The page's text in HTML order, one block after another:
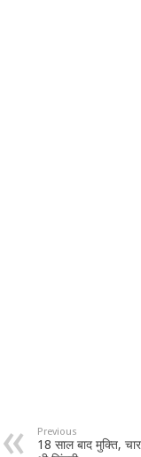
Previous
18 साल बाद मुक्ति,